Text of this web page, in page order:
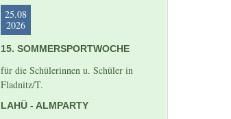
25.08
2026
15. SOMMERSPORTWOCHE
für die Schülerinnen u. Schüler in
Fladnitz/T.
LAHÜ - ALMPARTY